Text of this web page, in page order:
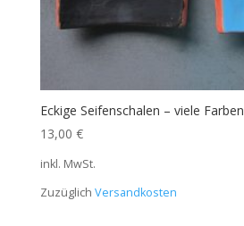
Eckige Seifenschalen – viele Farben
13,00 €
inkl. MwSt.
Zuzüglich Versandkosten